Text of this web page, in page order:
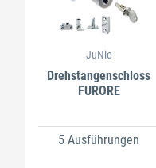
JuNie
Drehstangenschloss
FURORE
5 Ausführungen